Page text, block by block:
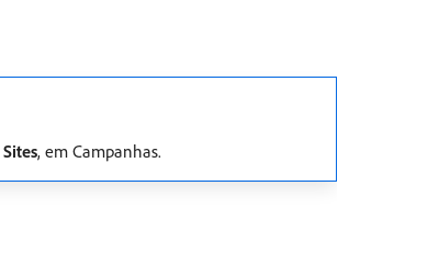
Sites, em Campanhas.